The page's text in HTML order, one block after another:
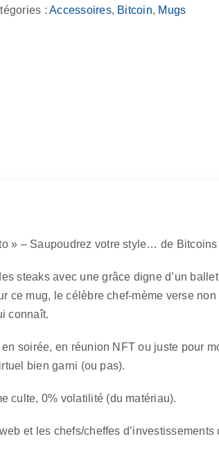
Bitcoin
:Accessoires, Bitcoin, Mugs
» – Saupoudrez votre style… de Bitcoins
steaks avec une grâce digne d’un
ce mug, le célèbre chef-mème verse
connaît.
soirée, en réunion NFT ou juste pour
bien garni (ou pas).
culte, 0% volatilité (du matériau).
et les chefs/cheffes d’investissements